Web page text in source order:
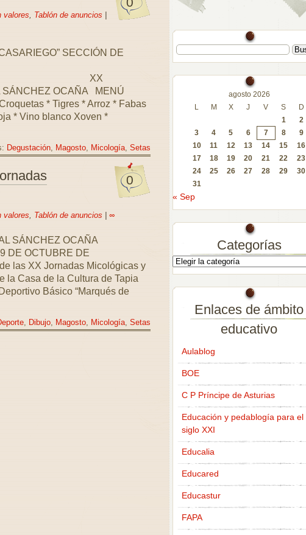
valores, Tablón de anuncios
SECCIÓN DE
SÁNCHEZ OCAÑA MENÚ
* Tigres * Arroz * Fabas
* Vino blanco Xoven *
Degustación, Magosto, Micología, Setas
0
valores, Tablón de anuncios ∞
SÁNCHEZ OCAÑA
DE OCTUBRE DE
Jornadas Micológicas y
la Casa de la Cultura de Tapia
Básico “Marqués de
, Dibujo, Magosto, Micología, Setas
agosto 2026
L
M X J V S
D
1
2
3
4 5 6 7 8
9
10
11 12 13 14 15
16
17
18 19 20 21 22
23
24
25 26 27 28 29
30
31
« Sep
Categorías
Enlaces de ámbito
educativo
Aulablog
BOE
C P Príncipe de Asturias
Educación y pedablogía para el
siglo XXI
Educalia
Educared
Educastur
FAPA